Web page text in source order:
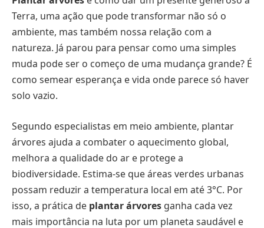
Terra, uma ação que pode transformar não só o
ambiente, mas também nossa relação com a
natureza. Já parou para pensar como uma simples
muda pode ser o começo de uma mudança grande? É
como semear esperança e vida onde parece só haver
solo vazio.
Segundo especialistas em meio ambiente, plantar
árvores ajuda a combater o aquecimento global,
melhora a qualidade do ar e protege a
biodiversidade. Estima-se que áreas verdes urbanas
possam reduzir a temperatura local em até 3°C. Por
isso, a prática de plantar árvores ganha cada vez
mais importância na luta por um planeta saudável e